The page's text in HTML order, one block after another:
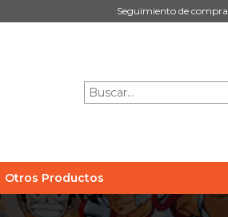
Seguimiento de compra
Otros Productos